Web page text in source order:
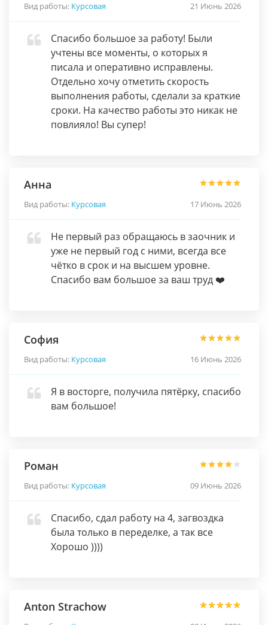
Вид работы: Курсовая 21 Июнь 2026
Спасибо большое за работу! Были
учтены все моменты, о которых я
писала и оперативно исправлены.
Отдельно хочу отметить скорость
выполнения работы, сделали за краткие
сроки. На качество работы это никак не
повлияло! Вы супер!
Анна
Вид работы: Курсовая 17 Июнь 2026
Не первый раз обращаюсь в заочник и
уже не первый год с ними, всегда все
чётко в срок и на высшем уровне.
Спасибо вам большое за ваш труд ❤️
София
Вид работы: Курсовая 16 Июнь 2026
Я в восторге, получила пятёрку, спасибо
вам большое!
Роман
Вид работы: Курсовая 09 Июнь 2026
Спасибо, сдал работу на 4, загвоздка
была только в переделке, а так все
Хорошо ))))
Anton Strachow